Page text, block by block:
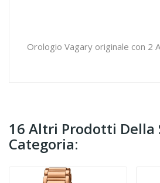
Orologio Vagary originale con 2
16 Altri Prodotti Della
Categoria: